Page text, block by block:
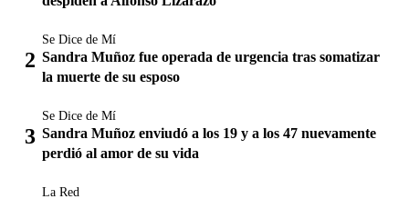
Se Dice de Mí
Sandra Muñoz fue operada de urgencia tras somatizar
la muerte de su esposo
Se Dice de Mí
Sandra Muñoz enviudó a los 19 y a los 47 nuevamente
perdió al amor de su vida
La Red